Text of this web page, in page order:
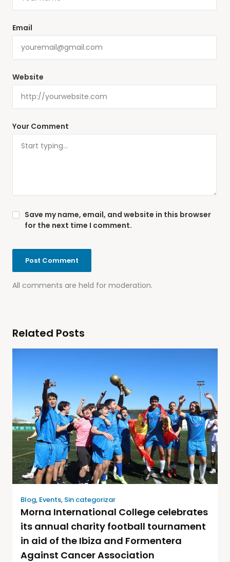
Your Comment
All comments are held for moderation.
Email
Website
Save my name, email, and website in this browser
for the next time I comment.
Related Posts
Blog, Events, Sin categorizar
Morna International College celebrates
its annual charity football tournament
in aid of the Ibiza and Formentera
Against Cancer Association